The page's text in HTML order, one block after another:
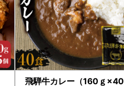
飛騨牛カレー（160ｇ×40